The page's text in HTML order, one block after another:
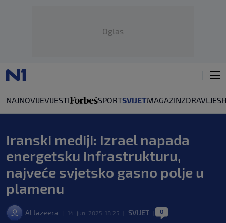
Oglas
NAJNOVIJEVIJESTI SPORTSVIJETMAGAZINZDRAVLJE
Iranski mediji: Izrael napada
energetsku infrastrukturu,
najveće svjetsko gasno polje u
plamenu
Al Jazeera 14. jun. 2025. 18:25 SVIJET 0